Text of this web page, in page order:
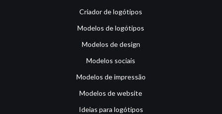
Criador de logótipos
Modelos de logótipos
Modelos de design
Modelos sociais
Modelos de impressão
Modelos de website
Ideias para logótipos